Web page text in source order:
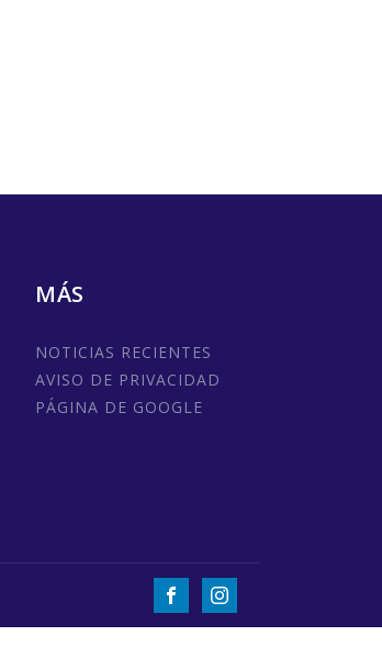
MÁS
NOTICIAS RECIENTES
AVISO DE PRIVACIDAD
PÁGINA DE GOOGLE